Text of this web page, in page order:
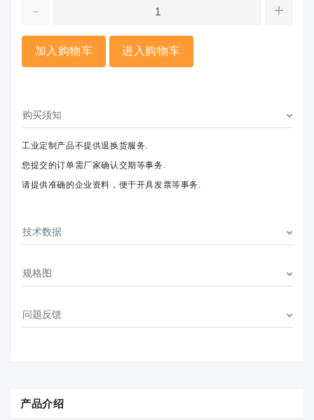
- +
加入购物车 进入购物车
购买须知
工业定制产品不提供退换货服务.
您提交的订单需厂家确认交期等事务.
请提供准确的企业资料，便于开具发票等事务.
技术数据
规格图
问题反馈
产品介绍